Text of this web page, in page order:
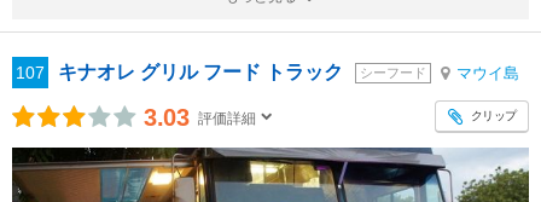
107 キナオレ グリル フード トラック シーフード マウイ島
3.03 評価詳細 クリップ